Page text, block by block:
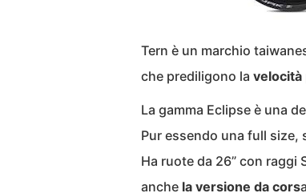
Tern è un marchio
che prediligono la velocità
La gamma Eclipse è una
Pur essendo una full size,
Ha ruote da 26” con raggi
anche la versione da cors